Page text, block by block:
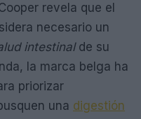
revela que el
necesario un
intestinalde su
la marca belga ha
priorizar
una digestión